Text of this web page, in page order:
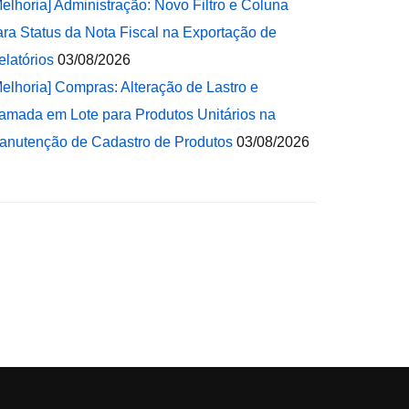
Administração: Novo Filtro e Coluna
Status da Nota Fiscal na Exportação de
03/08/2026
Compras: Alteração de Lastro e
em Lote para Produtos Unitários na
de Cadastro de Produtos 03/08/2026